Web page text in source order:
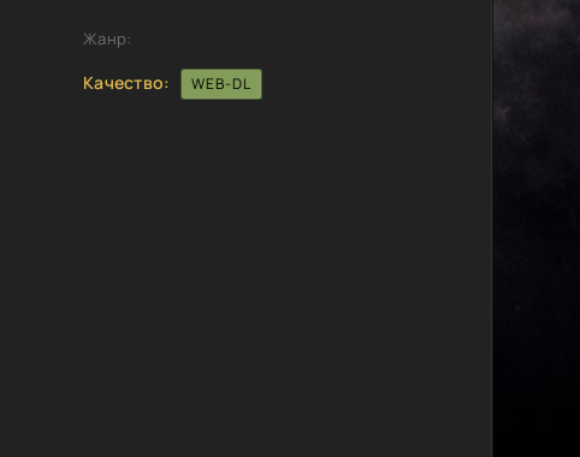
Жанр:
Качество: WEB-DL